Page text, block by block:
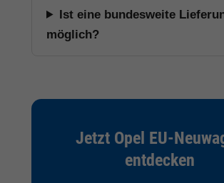
Ist eine bundesweite
möglich?
Jetzt Opel EU-
entdecken